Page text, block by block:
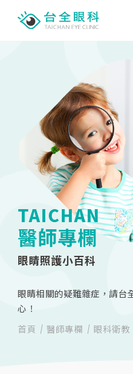
TAICHAN
醫師專欄
眼睛照護小百科
眼睛相關的疑難雜症，請台
心！
首頁
醫師專欄 眼科衛教